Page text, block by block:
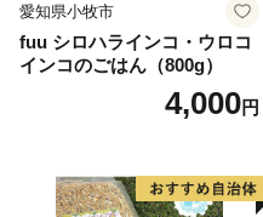
愛知県小牧市
fuu シロハラインコ・ウロコ
インコのごはん（800g）
4,000円